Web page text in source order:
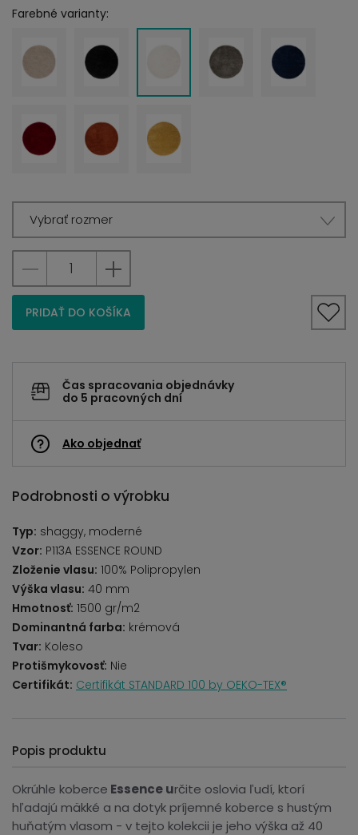
Farebné varianty:
Vybrať rozmer
PRIDAŤ DO KOŠÍKA
Čas spracovania objednávky
do 5 pracovných dní
Ako objednať
Podrobnosti o výrobku
Typ: shaggy, moderné
Vzor: P113A ESSENCE ROUND
Zloženie vlasu: 100% Polipropylen
Výška vlasu: 40 mm
Hmotnosť: 1500 gr/m2
Dominantná farba: krémová
Tvar: Koleso
Protišmykovosť: Nie
Certifikát: Certifikát STANDARD 100 by OEKO-TEX®
Popis produktu
Okrúhle koberce Essence určite oslovia ľudí, ktorí
hľadajú mäkké a na dotyk príjemné koberce s hustým
huňatým vlasom - v tejto kolekcii je jeho výška až 40